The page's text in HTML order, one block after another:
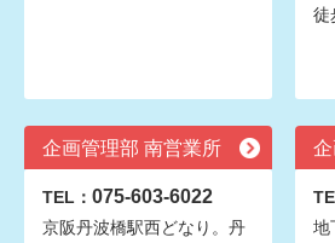
徒
企画管理部 南営業所
TEL： 075-603-6022
京阪丹波橋駅西どなり。丹
地